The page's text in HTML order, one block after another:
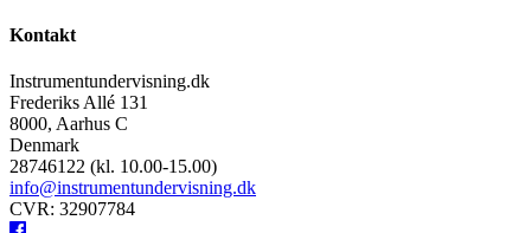
Kontakt
Instrumentundervisning.dk
Frederiks Allé 131
8000, Aarhus C
Denmark
28746122 (kl. 10.00-15.00)
info@instrumentundervisning.dk
CVR: 32907784